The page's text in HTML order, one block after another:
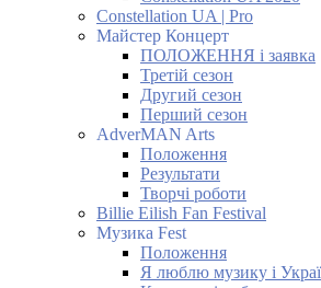
Constellation UA | Pro
Майстер Концерт
ПОЛОЖЕННЯ і заявка
Третій сезон
Другий сезон
Перший сезон
AdverMAN Arts
Положення
Результати
Творчі роботи
Billie Eilish Fan Festival
Музика Fest
Положення
Я люблю музику і